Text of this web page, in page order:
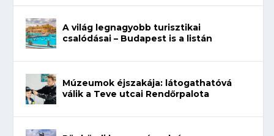
A világ legnagyobb turisztikai
csalódásai – Budapest is a listán
Múzeumok éjszakája: látogathatóvá
válik a Teve utcai Rendőrpalota